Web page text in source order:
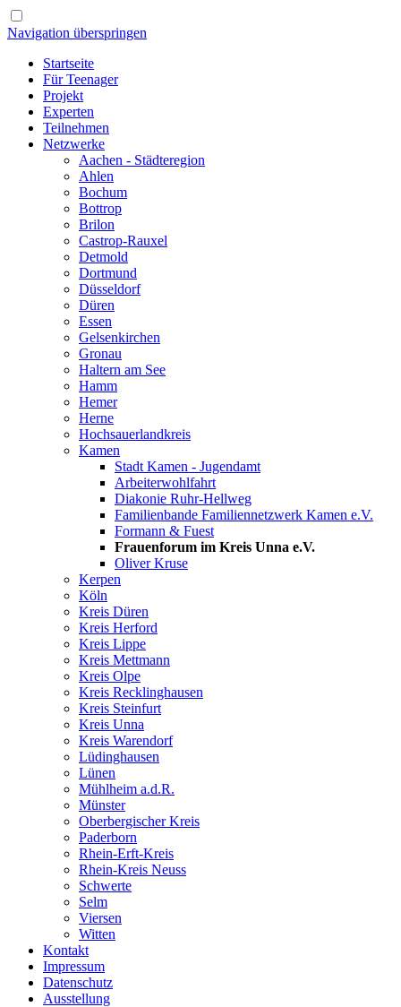
Navigation überspringen
Startseite
Für Teenager
Projekt
Experten
Teilnehmen
Netzwerke
Aachen - Städteregion
Ahlen
Bochum
Bottrop
Brilon
Castrop-Rauxel
Detmold
Dortmund
Düsseldorf
Düren
Essen
Gelsenkirchen
Gronau
Haltern am See
Hamm
Hemer
Herne
Hochsauerlandkreis
Kamen
Stadt Kamen - Jugendamt
Arbeiterwohlfahrt
Diakonie Ruhr-Hellweg
Familienbande Familiennetzwerk Kamen e.V.
Formann & Fuest
Frauenforum im Kreis Unna e.V.
Oliver Kruse
Kerpen
Köln
Kreis Düren
Kreis Herford
Kreis Lippe
Kreis Mettmann
Kreis Olpe
Kreis Recklinghausen
Kreis Steinfurt
Kreis Unna
Kreis Warendorf
Lüdinghausen
Lünen
Mühlheim a.d.R.
Münster
Oberbergischer Kreis
Paderborn
Rhein-Erft-Kreis
Rhein-Kreis Neuss
Schwerte
Selm
Viersen
Witten
Kontakt
Impressum
Datenschutz
Ausstellung